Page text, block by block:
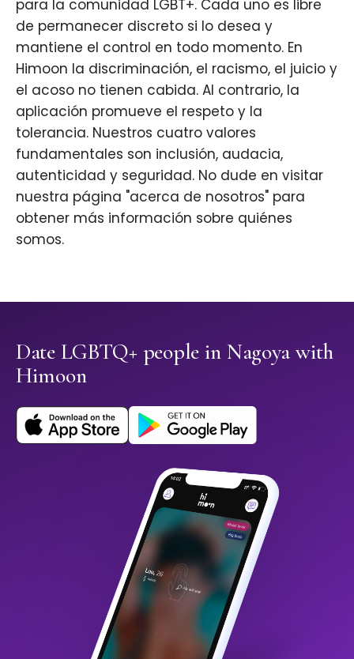
para la comunidad LGBT+. Cada uno es libre
de permanecer discreto si lo desea y
mantiene el control en todo momento. En
Himoon la discriminación, el racismo, el juicio y
el acoso no tienen cabida. Al contrario, la
aplicación promueve el respeto y la
tolerancia. Nuestros cuatro valores
fundamentales son inclusión, audacia,
autenticidad y seguridad. No dude en visitar
nuestra página "acerca de nosotros" para
obtener más información sobre quiénes
somos.
Date LGBTQ+ people in Nagoya with
Himoon